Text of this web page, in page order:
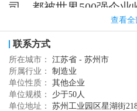
司，都被世界500强企
中，他学会了在美国经
年再次在美国注册CSMI
学成像技术，研发团队
工、哈佛大学医学院等
拥有完整的超声成像软
查看全
联系方式
所在城市：
江苏省 - 苏州市
所属行业：
制造业
单位性质：
其他企业
单位规模：
少于50人
单位地址：
苏州工业园区星湖街